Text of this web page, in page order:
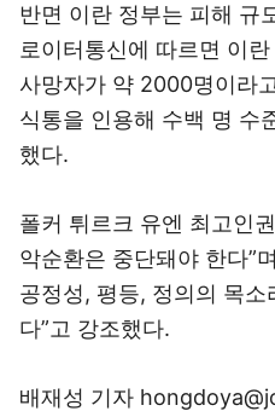
반면 이란 정부는 피해 규
로이터통신에 따르면 이
사망자가 약 2000명이라
식통을 인용해 수백 명 수
했다.
폴커 튀르크 유엔 최고인
악순환은 중단돼야 한다”
공정성, 평등, 정의의 목
다”고 강조했다.
배재성 기자